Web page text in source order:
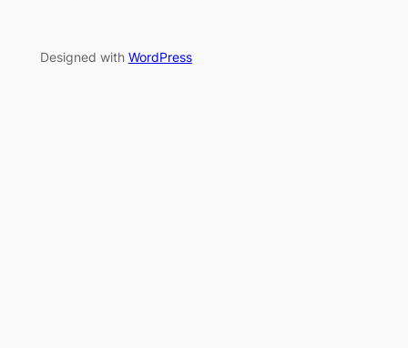
Designed with WordPress